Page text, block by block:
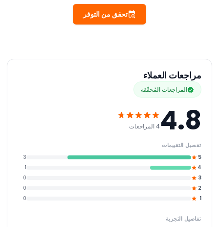
تحقق من التوفر
مراجعات العملاء
المراجعات المُحقّقة
4.84 المراجعات
تفصيل التقييمات
5
3
4
1
3
0
2
0
1
0
تفاصيل التجربة